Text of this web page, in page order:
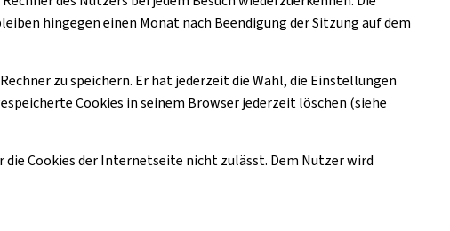
hingegen einen Monat nach Beendigung der Sitzung auf dem
zu speichern. Er hat jederzeit die Wahl, die Einstellungen
Cookies in seinem Browser jederzeit löschen (siehe
dieCookiesder Internetseite nicht zulässt. Dem Nutzer wird